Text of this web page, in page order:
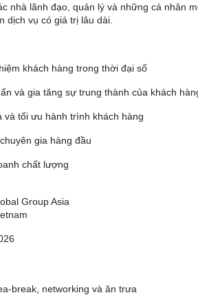
nhà lãnh đạo, quản lý và những cá nhân
dịch vụ có giá trị lâu dài.
khách hàng trong thời đại số
và gia tăng sự trung thành của khách
tối ưu hành trình khách hàng
gia hàng đầu
chất lượng
Group Asia
break, networking và ăn trưa